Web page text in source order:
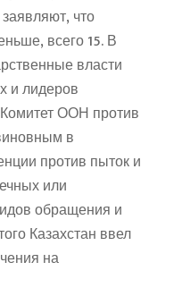
что
всего 15. В
власти
и лидеров
ООН против
в
против пыток и
или
обращения и
Казахстан ввел
на